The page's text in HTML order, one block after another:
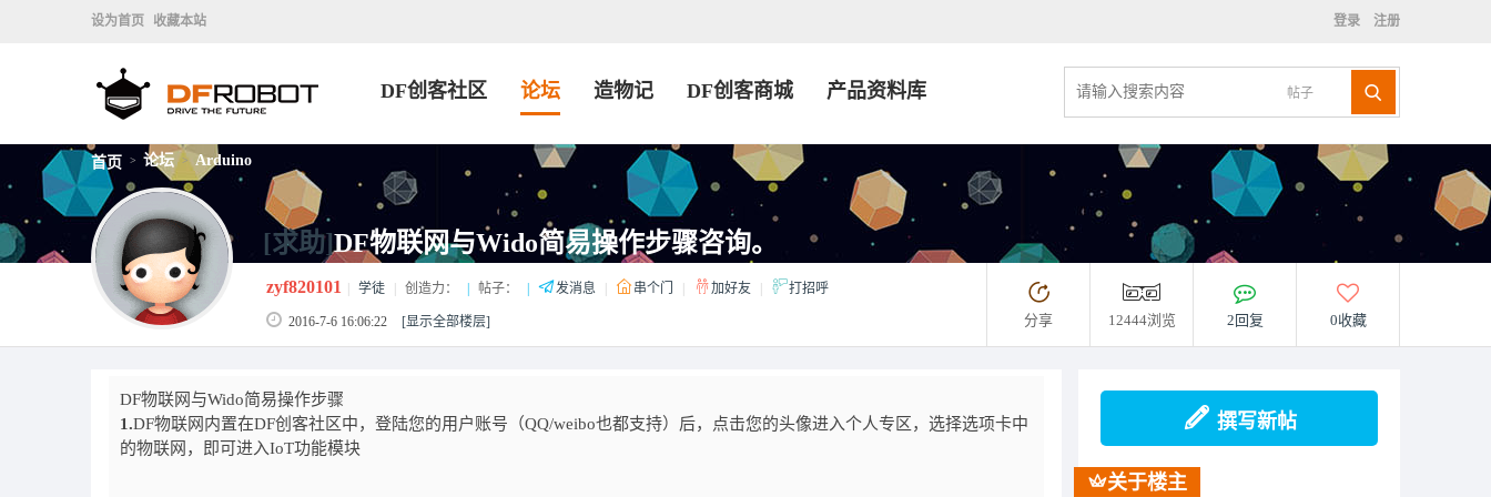
设为首页 收藏本站 登录 注册
帖子
DF创客社区 论坛 造物记 DF创客商城 产品资料库
首页 > 论坛 > Arduino
[求助]DF物联网与Wido简易操作步骤咨询。
zyf820101 学徒 创造力： 帖子： 发消息 串个门 加好友 打招呼
2016-7-6 16:06:22 [显示全部楼层] 分享 12444浏览 2回复 0收藏
DF物联网与Wido简易操作步骤
1.DF物联网内置在DF创客社区中，登陆您的用户账号（QQ/weibo也都支持）后，点击您的头像进入个人专区，选择选项卡中
的物联网，即可进入IoT功能模块
撰写新帖
关于楼主